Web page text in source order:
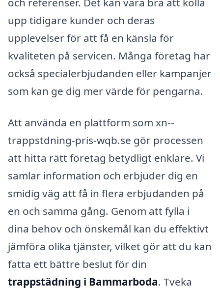
upp tidigare kunder och deras
upplevelser för att få en känsla för
kvaliteten på servicen. Många företag har
också specialerbjudanden eller kampanjer
som kan ge dig mer värde för pengarna.
Att använda en plattform som xn--
trappstdning-pris-wqb.se gör processen
att hitta rätt företag betydligt enklare. Vi
samlar information och erbjuder dig en
smidig väg att få in flera erbjudanden på
en och samma gång. Genom att fylla i
dina behov och önskemål kan du effektivt
jämföra olika tjänster, vilket gör att du kan
fatta ett bättre beslut för din
trappstädning i Bammarboda. Tveka